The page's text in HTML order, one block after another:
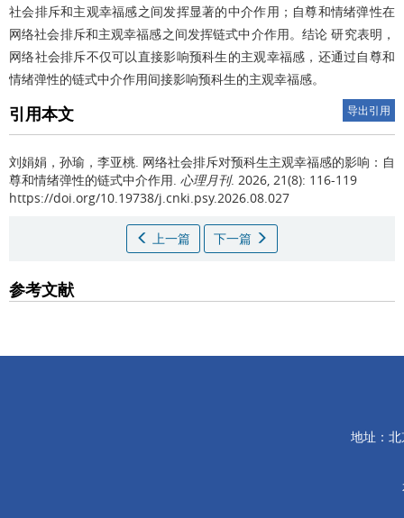
社会排斥和主观幸福感之间发挥显著的中介作用；自尊和情绪弹性在
网络社会排斥和主观幸福感之间发挥链式中介作用。结论 研究表明，
网络社会排斥不仅可以直接影响预科生的主观幸福感，还通过自尊和
情绪弹性的链式中介作用间接影响预科生的主观幸福感。
引用本文 导出引用
刘娟娟，孙瑜，李亚桃. 网络社会排斥对预科生主观幸福感的影响：自
尊和情绪弹性的链式中介作用. 心理月刊. 2026, 21(8): 116-119
https://doi.org/10.19738/j.cnki.psy.2026.08.027
上一篇 下一篇
参考文献
地址：